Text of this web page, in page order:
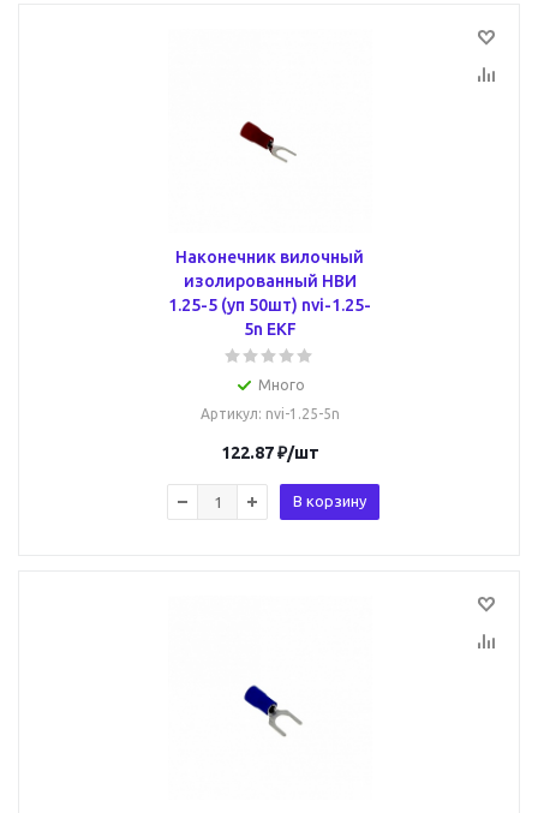
Наконечник вилочный
изолированный НВИ
1.25-5 (уп 50шт) nvi-1.25-
5n EKF
Много
Артикул: nvi-1.25-5n
122.87₽/шт
В корзину